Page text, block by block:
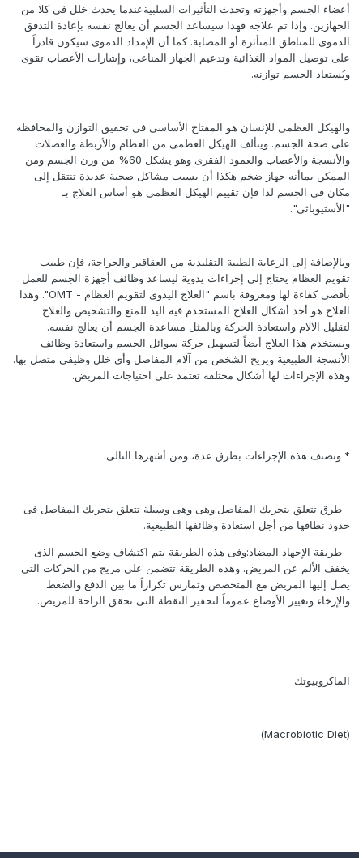
أعضاء الجسم وأجهزته وتحدث التأثيرات السلبيةعندما يحدث خلل فى كلا من
الجهازين. وإذا تم علاجه فهذا سيساعد الجسم أن يعالج نفسه بإعادة التدفق
الدموى للمناطق المتأثرة أو المصابة. كما أن الإمداد الدموى سيكون قادراً
على توصيل المواد الغذائية وتدعيم الجهاز المناعى، وإشارات الأعصاب تقوى
ويُستعاد الجسم توازنه.
والهيكل العظمى للإنسان هو المفتاح الأساسى فى تحقيق التوازن والمحافظة
على صحة الجسم. ويتألف الهيكل العظمى من العظام والأربطة والعضلات
والأنسجة والأعصاب والعمود الفقرى وهو يشكل 60% من وزن الجسم ومن
الممكن بماأنه جهاز ضخم هكذا أن يسبب مشاكل صحية عديدة تنتقل إلى
مكان فى الجسم لذا فإن تقييم الهيكل العظمى هو أساس العلاج بـ
"الأستيوباثى".
وبالإضافة إلى الرعاية الطبية التقليدية من العقاقير والجراحة، فإن طبيب
تقويم العظام يحتاج إلى إجراءات يدوية ليساعد وظائف أجهزة الجسم للعمل
بأقصى كفاءة لها ومعروفة باسم "العلاج اليدوى لتقويم العظام - OMT". وهذا
العلاج هو أحد أشكال العلاج المستخدم فيه اليد للمنع والتشخيص والعلاج
لتقليل الآلام واستعادة الحركة وبالمثل مساعدة الجسم أن يعالج نفسه.
ويستخدم هذا العلاج أيضاً لتسهيل حركة سوائل الجسم واستعادة وظائف
الأنسجة الطبيعية ويريح الشخص من آلام المفاصل وأى خلل وظيفى متصل بها.
وهذه الإجراءات لها أشكال مختلفة تعتمد على احتياجات المريض.
* وتصنف هذه الإجراءات بطرق عدة، ومن أشهرها التالى:
- طرق تتعلق بتحريك المفاصل:وهى وهى وسيلة تتعلق بتحريك المفاصل فى
حدود نطاقها من أجل استعادة وظائفها الطبيعية.
- طريقة الإجهاد المضاد:وفى هذه الطريقة يتم اكتشاف وضع الجسم الذى
يخفف الألم عن المريض. وهذه الطريقة تتضمن على مزيج من الحركات التى
يصل إليها المريض مع المتخصص وتمارس تكراراً ما بين الدفع والضغط
والإرخاء وتغيير الأوضاع عموماً لتحفيز النقطة التى تحقق الراحة للمريض.
الماكروبيوتك